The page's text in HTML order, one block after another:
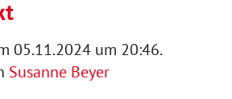
05.11.2024 um 20:46.
Susanne Beyer